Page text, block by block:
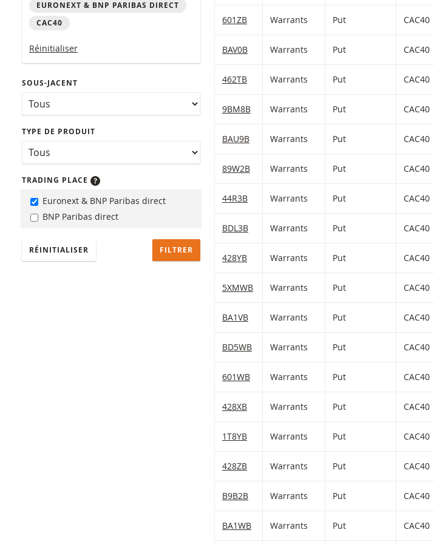
EURONEXT & BNP PARIBAS DIRECT
CAC40
Réinitialiser
SOUS-JACENT
TYPE DE PRODUIT
TRADING PLACE
Euronext & BNP Paribas direct
BNP Paribas direct
RÉINITIALISER
601ZB Warrants Put CAC40
BAV0B Warrants Put CAC40
462TB Warrants Put CAC40
9BM8B Warrants Put CAC40
BAU9B Warrants Put CAC40
89W2B Warrants Put CAC40
44R3B Warrants Put CAC40
BDL3B Warrants Put CAC40
428YB Warrants Put CAC40
5XMWB Warrants Put CAC40
BA1VB Warrants Put CAC40
BD5WB Warrants Put CAC40
601WB Warrants Put CAC40
428XB Warrants Put CAC40
1T8YB Warrants Put CAC40
428ZB Warrants Put CAC40
B9B2B Warrants Put CAC40
BA1WB Warrants Put CAC40